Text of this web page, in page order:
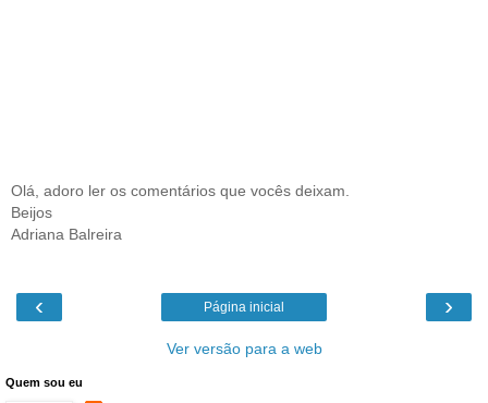
Olá, adoro ler os comentários que vocês deixam.
Beijos
Adriana Balreira
‹ ›
Página inicial
Ver versão para a web
Quem sou eu